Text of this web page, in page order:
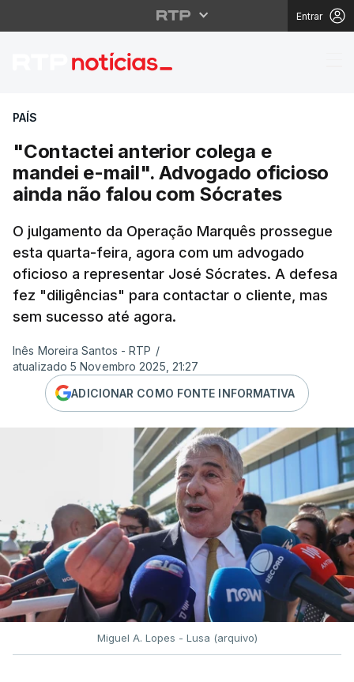
Entrar
"Contactei anterior
PAÍS
"Contactei anterior colega e
mandei e-mail". Advogado oficioso
ainda não falou com Sócrates
O julgamento da Operação Marquês prossegue
esta quarta-feira, agora com um advogado
oficioso a representar José Sócrates. A defesa
fez "diligências" para contactar o cliente, mas
sem sucesso até agora.
Inês Moreira Santos - RTP /
atualizado 5 Novembro 2025, 21:27
ADICIONAR COMO FONTE INFORMATIVA
Miguel A. Lopes - Lusa (arquivo)